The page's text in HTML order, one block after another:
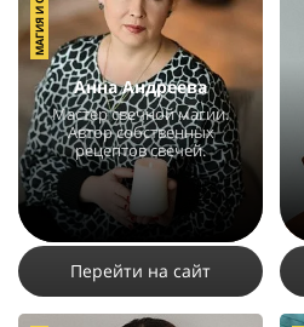
Анна Андреева
Мастер свечной магии.
Автор собственных
рецептов свечей.
7388 62 4
Перейти на сайт